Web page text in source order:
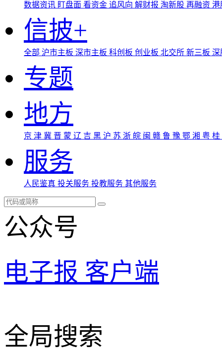
数据资讯 盯盘面 看资金 追风向 解财报 淘新股 再融资
信披+
全部 沪市主板 深市主板 科创板 创业板 北交所 新三板
专题
地方
京 津 冀 晋 蒙 辽 吉 黑 沪 苏 浙 皖 闽 赣 鲁 豫 鄂 湘 粤 桂
服务
人民鉴真 投关服务 投教服务 其他服务
公众号
电子报 客户端
全局搜索